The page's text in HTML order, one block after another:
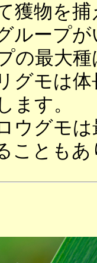
獲物を
ループ
の最大
グモは
ます。
ウグモ
ことも